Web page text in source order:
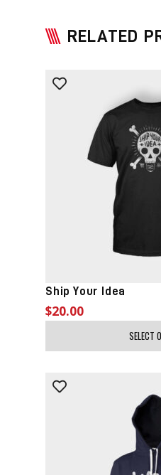
RELATED
Ship Your Idea
$20.00
SELECT